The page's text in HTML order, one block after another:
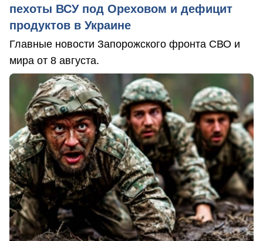
пехоты ВСУ под Ореховом и дефицит
продуктов в Украине
Главные новости Запорожского фронта СВО и
мира от 8 августа.